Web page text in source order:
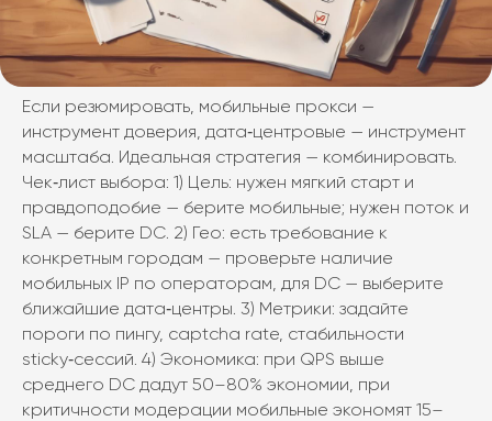
Если резюмировать, мобильные прокси —
инструмент доверия, дата‑центровые — инструмент
масштаба. Идеальная стратегия — комбинировать.
Чек‑лист выбора: 1) Цель: нужен мягкий старт и
правдоподобие — берите мобильные; нужен поток и
SLA — берите DC. 2) Гео: есть требование к
конкретным городам — проверьте наличие
мобильных IP по операторам, для DC — выберите
ближайшие дата‑центры. 3) Метрики: задайте
пороги по пингу, captcha rate, стабильности
sticky‑сессий. 4) Экономика: при QPS выше
среднего DC дадут 50–80% экономии, при
критичности модерации мобильные экономят 15–